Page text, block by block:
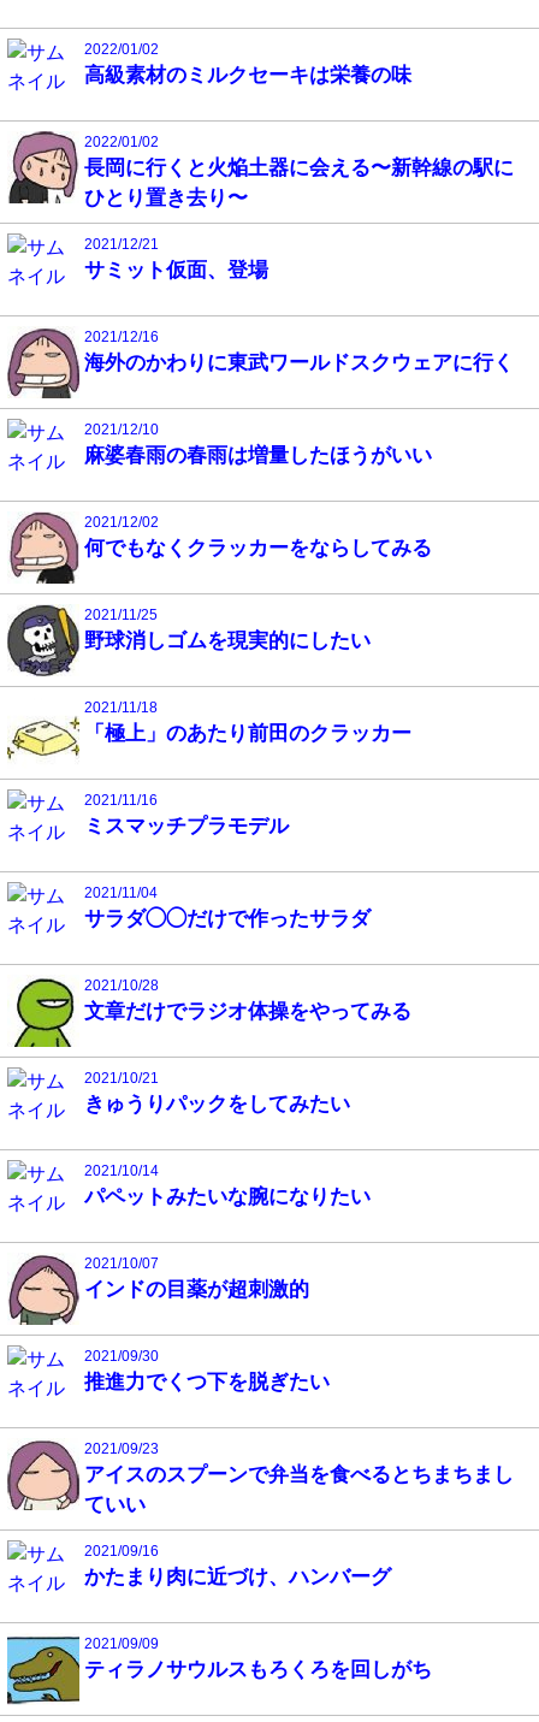
2022/01/02
高級素材のミルクセーキは栄養の味
2022/01/02
長岡に行くと火焔土器に会える〜新幹線の駅に
ひとり置き去り〜
2021/12/21
サミット仮面、登場
2021/12/16
海外のかわりに東武ワールドスクウェアに行く
2021/12/10
麻婆春雨の春雨は増量したほうがいい
2021/12/02
何でもなくクラッカーをならしてみる
2021/11/25
野球消しゴムを現実的にしたい
2021/11/18
「極上」のあたり前田のクラッカー
2021/11/16
ミスマッチプラモデル
2021/11/04
サラダ◯◯だけで作ったサラダ
2021/10/28
文章だけでラジオ体操をやってみる
2021/10/21
きゅうりパックをしてみたい
2021/10/14
パペットみたいな腕になりたい
2021/10/07
インドの目薬が超刺激的
2021/09/30
推進力でくつ下を脱ぎたい
2021/09/23
アイスのスプーンで弁当を食べるとちまちまし
ていい
2021/09/16
かたまり肉に近づけ、ハンバーグ
2021/09/09
ティラノサウルスもろくろを回しがち